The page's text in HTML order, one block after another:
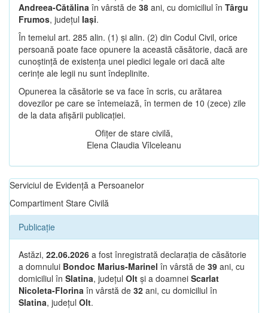
Andreea-Cătălina în vârstă de 38 ani, cu domiciliul în Târgu
Frumos, județul Iași.
În temeiul art. 285 alin. (1) și alin. (2) din Codul Civil, orice
persoană poate face opunere la această căsătorie, dacă are
cunoștință de existența unei piedici legale ori dacă alte
cerințe ale legii nu sunt îndeplinite.
Opunerea la căsătorie se va face în scris, cu arătarea
dovezilor pe care se întemeiază, în termen de 10 (zece) zile
de la data afișării publicației.
Ofițer de stare civilă,
Elena Claudia Vîlceleanu
Serviciul de Evidență a Persoanelor
Compartiment Stare Civilă
Publicație
Astăzi, 22.06.2026 a fost înregistrată declarația de căsătorie
a domnului Bondoc Marius-Marinel în vârstă de 39 ani, cu
domiciliul în Slatina, județul Olt și a doamnei Scarlat
Nicoleta-Florina în vârstă de 32 ani, cu domiciliul în
Slatina, județul Olt.